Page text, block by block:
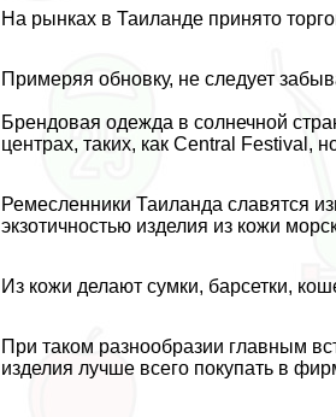
На рынках в Таиланде принято
Примеряя обновку, не следует
Брендовая одежда в солнечной
центрах, таких, как Central Festival,
Ремесленники Таиланда славятся
экзотичностью изделия из кожи
Из кожи делают сумки, барсетки,
При таком разнообразии главным
изделия лучше всего покупать в